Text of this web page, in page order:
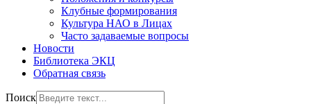
Клубные формирования
Культура НАО в Лицах
Часто задаваемые вопросы
Новости
Библиотека ЭКЦ
Обратная связь
Поиск